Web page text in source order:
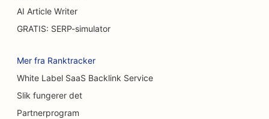
SEO for brannskadekirurger
SEO for bilvaskerier
SEO for kafeer
SEO for teppe- og gulvbutikker
AI Article Writer
GRATIS: SERP-simulator
Mer fra Ranktracker
White Label SaaS Backlink Service
Slik fungerer det
Partnerprogram